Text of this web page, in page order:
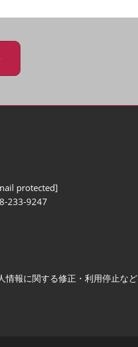
protected]
233-9247
情報に関する修正・利用停止など